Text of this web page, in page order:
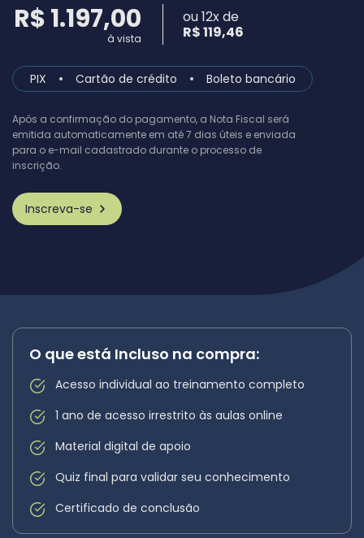
R$ 1.197,00
à vista
ou 12x de
R$ 119,46
PIX Cartão de crédito Boleto bancário
Após a confirmação do pagamento, a Nota Fiscal será
emitida automaticamente em até 7 dias úteis e enviada
para o e-mail cadastrado durante o processo de
inscrição.
Inscreva-se
O que está Incluso na compra:
Acesso individual ao treinamento completo
1 ano de acesso irrestrito às aulas online
Material digital de apoio
Quiz final para validar seu conhecimento
Certificado de conclusão